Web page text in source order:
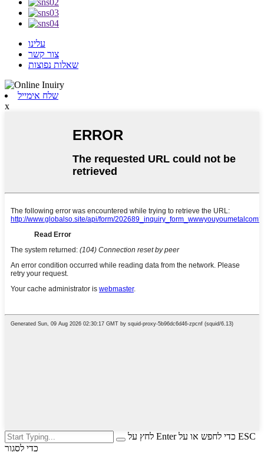
עלינו
צור קשר
שאלות נפוצות
שלח אימייל
x
לחץ על Enter כדי לחפש או על ESC
כדי לסגור